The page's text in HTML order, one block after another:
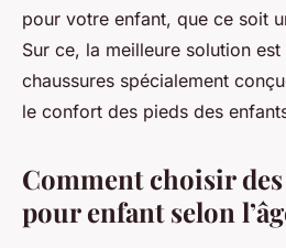
pour votre enfant, que ce soit
Sur ce, la meilleure solution est
chaussures spécialement
le confort des pieds des
Comment choisir
pour enfant selon